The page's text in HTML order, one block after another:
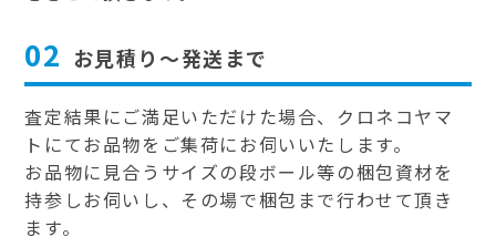
02 お見積り～発送まで
査定結果にご満足いただけた場合、クロネコヤマ
トにてお品物をご集荷にお伺いいたします。
お品物に見合うサイズの段ボール等の梱包資材を
持参しお伺いし、その場で梱包まで行わせて頂き
ます。